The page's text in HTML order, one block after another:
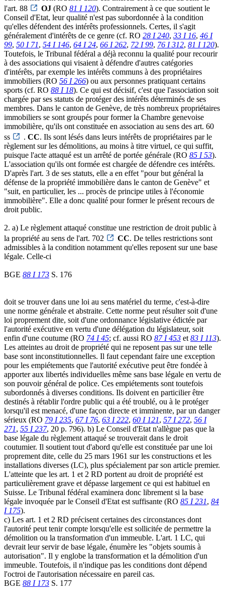
l'art. 88
OJ (RO 81 I 120). Contrairement à ce que soutient le
Conseil d'Etat, leur qualité n'est pas subordonnée à la condition
qu'elles défendent des intérêts professionnels. Certes, il s'agit
généralement d'intérêts de ce genre (cf. RO 28 I 240, 33 I 16, 46 I
99, 50 I 71, 54 I 146, 64 I 24, 66 I 262, 72 I 99, 76 I 312, 81 I 120).
Toutefois, le Tribunal fédéral a déjà reconnu la qualité pour recourir
à des associations qui visaient à défendre d'autres catégories
d'intérêts, par exemple les intérêts communs à des propriétaires
immobiliers (RO 56 I 266) ou aux personnes pratiquant certains
sports (cf. RO 88 I 18). Ce qui est décisif, c'est que l'association soit
chargée par ses statuts de protéger des intérêts déterminés de ses
membres. Dans le canton de Genève, de très nombreux propriétaires
immobiliers se sont groupés pour former la Chambre genevoise
immobilière, qu'ils ont constituée en association au sens des art. 60
ss
. CC. Ils sont lésés dans leurs intérêts de propriétaires par le
règlement sur les démolitions, au moins à titre virtuel, ce qui suffit,
puisque l'acte attaqué est un arrêté de portée générale (RO 85 I 53).
L'association qu'ils ont formée est chargée de défendre ces intérêts.
D'après l'art. 3 de ses statuts, elle a en effet "pour but général la
défense de la propriété immobilière dans le canton de Genève" et
"suit, en particulier, les ... procès de principe utiles à l'économie
immobilière". Elle a donc qualité pour former le présent recours de
droit public.
2. a) Le règlement attaqué constitue une restriction de droit public à
la propriété au sens de l'art. 702
CC. De telles restrictions sont
admissibles à la condition notamment qu'elles reposent sur une base
légale. Celle-ci
BGE 88 I 173 S. 176
doit se trouver dans une loi au sens matériel du terme, c'est-à-dire
une norme générale et abstraite. Cette norme peut résulter soit d'une
loi proprement dite, soit d'une ordonnance législative édictée par
l'autorité exécutive en vertu d'une délégation du législateur, soit
enfin d'une coutume (RO 74 I 45; cf. aussi RO 87 I 453 et 83 I 113).
Les atteintes au droit de propriété qui ne reposent pas sur une telle
base sont inconstitutionnelles. Il faut cependant faire une exception
pour les empiétements que l'autorité exécutive peut être fondée à
apporter aux libertés individuelles même sans base légale en vertu de
son pouvoir général de police. Ces empiétements sont toutefois
subordonnés à diverses conditions. Ils doivent en particilier être
destinés à rétablir l'ordre public qui a été troublé, ou à le protéger
lorsqu'il est menacé, d'une façon directe et imminente, par un danger
sérieux (RO 79 I 235, 67 I 76, 63 I 222, 60 I 121, 57 I 272, 56 I
271, 55 I 237, 20 p. 796). b) Le Conseil d'Etat n'allègue pas que la
base légale du règlement attaqué se trouverait dans le droit
coutumier. Il soutient tout d'abord qu'elle est constituée par une loi
proprement dite, celle du 25 mars 1961 sur les constructions et les
installations diverses (LC), plus spécialement par son article premier.
L'atteinte que les art. 1 et 2 RD portent au droit de propriété est
particulièrement grave et dépasse largement ce qui est habituel en
Suisse. Le Tribunal fédéral examinera donc librement si la base
légale invoquée par le Conseil d'Etat est suffisante (RO 85 I 231, 84
I 175).
c) Les art. 1 et 2 RD précisent certaines des circonstances dont
l'autorité peut tenir compte lorsqu'elle est sollicitée de permettre la
démolition ou la transformation d'un immeuble. L'art. 1 LC, qui
devrait leur servir de base légale, énumère les "objets soumis à
autorisation". Il y englobe la transformation et la démolition d'un
immeuble. Toutefois, il n'indique pas les conditions dont dépend
l'octroi de l'autorisation nécessaire en pareil cas.
BGE 88 I 173 S. 177